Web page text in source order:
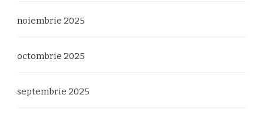
noiembrie 2025
octombrie 2025
septembrie 2025